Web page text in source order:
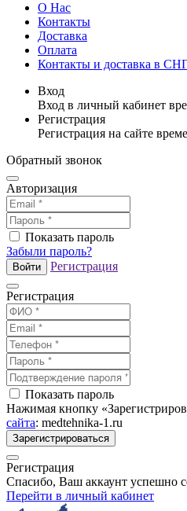
О Нас
Контакты
Доставка
Оплата
Контакты и доставка в
Вход
Вход в личный кабинет
Регистрация
Регистрация на сайте
Обратный звонок
Авторизация
Показать пароль
Забыли пароль?
Войти Регистрация
Регистрация
Показать пароль
Нажимая кнопку
сайта: medtehnika-1.ru
Зарегистрироваться
Регистрация
Спасибо, Ваш аккаунт успешно
Перейти в личный кабинет